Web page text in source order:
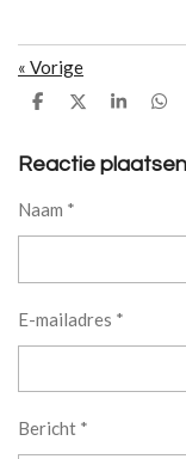
« Vorige
D
e
D
l
S
r
D
e
Reactie plaatsen
Naam *
E-mailadres *
Bericht *